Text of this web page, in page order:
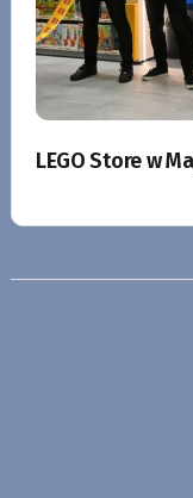
LEGO Store w